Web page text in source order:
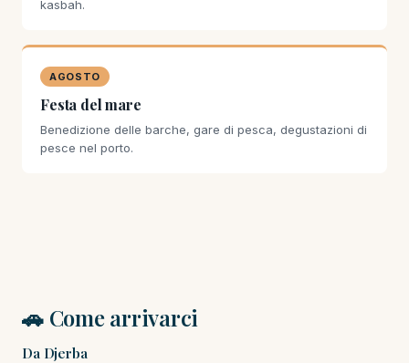
kasbah.
AGOSTO
Festa del mare
Benedizione delle barche, gare di pesca, degustazioni di
pesce nel porto.
🚗 Come arrivarci
Da Djerba